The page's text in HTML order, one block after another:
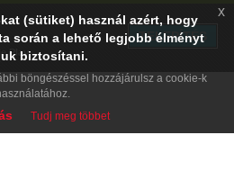
(sütiket) használ azért, hogy
során a lehető legjobb élményt
biztosítani.
böngészéssel hozzájárulsz a cookie-k
Tudj meg többet
x
Play
TELEPÍTÉS